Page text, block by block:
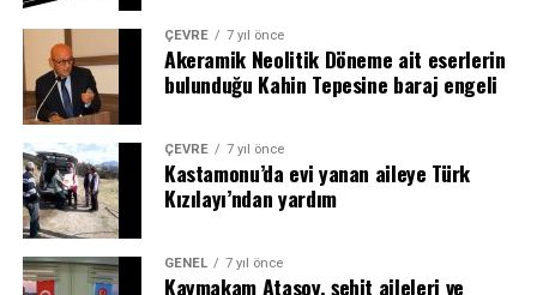
ÇEVRE 7 yıl önce
Akeramik Neolitik Döneme ait eserlerin
bulunduğu Kahin Tepesine baraj engeli
ÇEVRE 7 yıl önce
Kastamonu’da evi yanan aileye Türk
Kızılayı’ndan yardım
GENEL 7 yıl önce
Kaymakam Atasoy, şehit aileleri ve